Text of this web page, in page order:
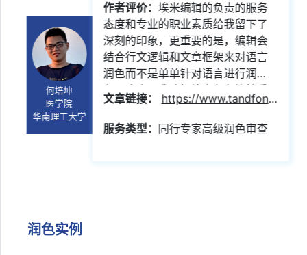
何培坤
医学院
华南理工大学
作者评价： 埃米编辑的负责的服务
态度和专业的职业素质给我留下了
深刻的印象，更重要的是，编辑会
结合行文逻辑和文章框架来对语言
润色而不是单单针对语言进行润
色，这个是我选择埃米润色比较重
要的原因，目前文章已成功接收。
文章链接： https://www.tandfonline.com/doi/abs/10.1080/00207454.2020.1809394? journalCode=ines20
服务类型： 同行专家高级润色审查
润色实例